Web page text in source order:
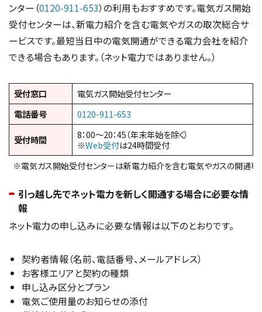
ンター（0120-911-653）の利用もおすすめです。電気ガス開始
受付センターは、新電力紹介を含む電気やガスの取次総合サ
ービスです。最短当日中の電気開通ができる電力会社を紹介
できる場合もあります。（ネット電力ではありません。）
受付窓口
電気ガス開始受付センター
電話番号
0120-911-653
受付時間
8：00～20：45（年末年始を除く）
※Web受付は24時間受付
※電気ガス開始受付センターは新電力紹介を含む電気やガスの開通専
引っ越し先でネット電力を新しく開通する場合に必要な情
報
ネット電力の申し込みに必要な情報は以下のとおりです。
契約者情報（名前、電話番号、メールアドレス）
お客様エリアと契約の種類
申し込み区分とプラン
電気ご使用量のお知らせの添付